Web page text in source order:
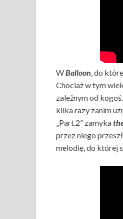
WBalloon, do
Chociaż w tym
zależnym od
kilka razy zanim
„Part.2” zamyka
przez niego
melodię, do której